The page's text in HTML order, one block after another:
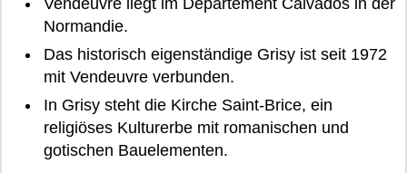
Vendeuvre liegt im Département Calvados in der
Normandie.
Das historisch eigenständige Grisy ist seit 1972
mit Vendeuvre verbunden.
In Grisy steht die Kirche Saint-Brice, ein
religiöses Kulturerbe mit romanischen und
gotischen Bauelementen.